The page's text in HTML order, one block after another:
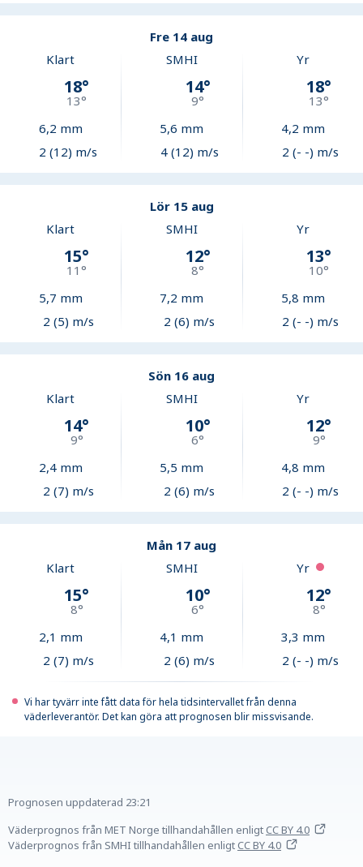
Fre 14 aug
Klart
18°
13°
6,2 mm
2 (12) m/s
SMHI
14°
9°
5,6 mm
4 (12) m/s
Yr
18°
13°
4,2 mm
2 (- -) m/s
Lör 15 aug
Klart
15°
11°
5,7 mm
2 (5) m/s
SMHI
12°
8°
7,2 mm
2 (6) m/s
Yr
13°
10°
5,8 mm
2 (- -) m/s
Sön 16 aug
Klart
14°
9°
2,4mm
2 (7) m/s
SMHI
10°
6°
5,5 mm
2 (6) m/s
Yr
12°
9°
4,8 mm
2 (- -) m/s
Mån 17 aug
Klart
15°
8°
2,1 mm
2 (7) m/s
SMHI
10°
6°
4,1 mm
2 (6) m/s
Yr
12°
8°
3,3 mm
2 (- -) m/s
Vi har tyvärr inte fått data för hela tidsintervallet från denna
väderleverantör. Det kan göra att prognosen blir missvisande.
Prognosen uppdaterad 23:21
Väderprognos från MET Norge tillhandahållen enligtCC BY 4.0
Väderprognos från SMHI tillhandahållen enligtCC BY 4.0